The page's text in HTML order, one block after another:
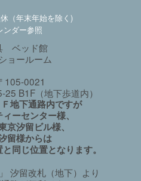
（年末年始を除く)
ンダー参照
ベッド館
ョールーム
105-0021
B1F（地下歩道内）
地下通路内ですが
ーセンター様、
京汐留ビル様、
留様からは
同じ位置となります。
汐留改札（地下）より